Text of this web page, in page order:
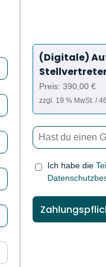
(Digitale)
Preis: 390,00 €
zzgl. 19 % MwSt. /
Ich habe die